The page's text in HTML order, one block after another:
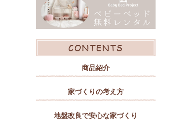
商品紹介
家づくりの考え方
地盤改良で安心な家づくり